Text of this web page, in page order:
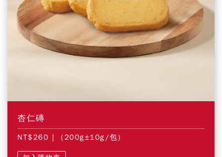
杏仁磚
NT$260 | (200g±10g/包)